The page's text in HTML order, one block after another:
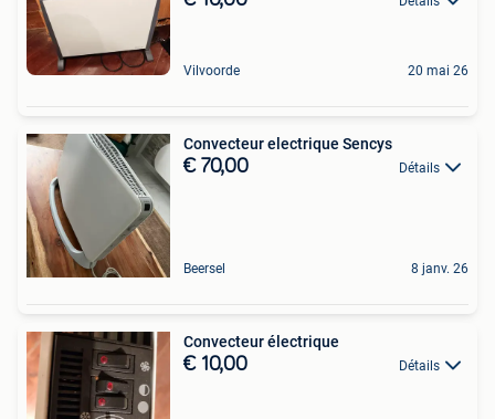
Vilvoorde 20 mai 26
Convecteur electrique Sencys
€ 70,00 Détails
Beersel 8 janv. 26
Convecteur électrique
€ 10,00 Détails